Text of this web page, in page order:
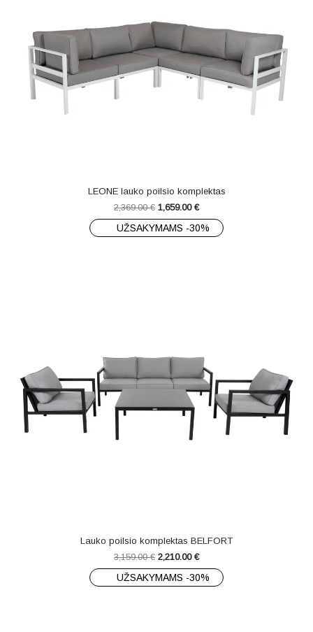
LEONE lauko poilsio komplektas
2,369.00€ 1,659.00 €
UŽSAKYMAMS -30%
Lauko poilsio komplektas BELFORT
3,159.00€ 2,210.00 €
UŽSAKYMAMS -30%